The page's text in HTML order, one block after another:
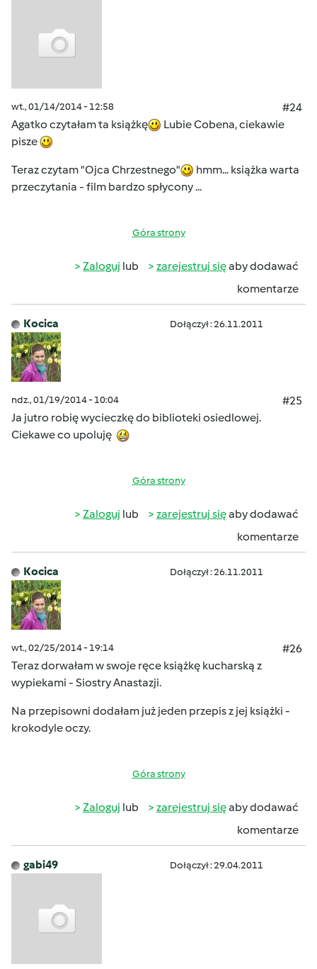
wt., 01/14/2014 - 12:58
#24
Agatko czytałam ta książkę
Lubie Cobena, ciekawie
pisze
Teraz czytam "Ojca Chrzestnego"
hmm... książka warta
przeczytania - film bardzo spłycony ...
Góra strony
Zaloguj lub zarejestruj sięaby dodawać
komentarze
Kocica Dołączył : 26.11.2011
ndz., 01/19/2014 - 10:04
#25
Ja jutro robię wycieczkę do biblioteki osiedlowej.
Ciekawe co upoluję
Góra strony
Zaloguj lub zarejestruj sięaby dodawać
komentarze
Kocica Dołączył : 26.11.2011
wt., 02/25/2014 - 19:14
#26
Teraz dorwałam w swoje ręce książkę kucharską z
wypiekami - Siostry Anastazji.
Na przepisowni dodałam już jeden przepis z jej książki -
krokodyle oczy.
Góra strony
Zaloguj lub zarejestruj sięaby dodawać
komentarze
gabi49 Dołączył : 29.04.2011